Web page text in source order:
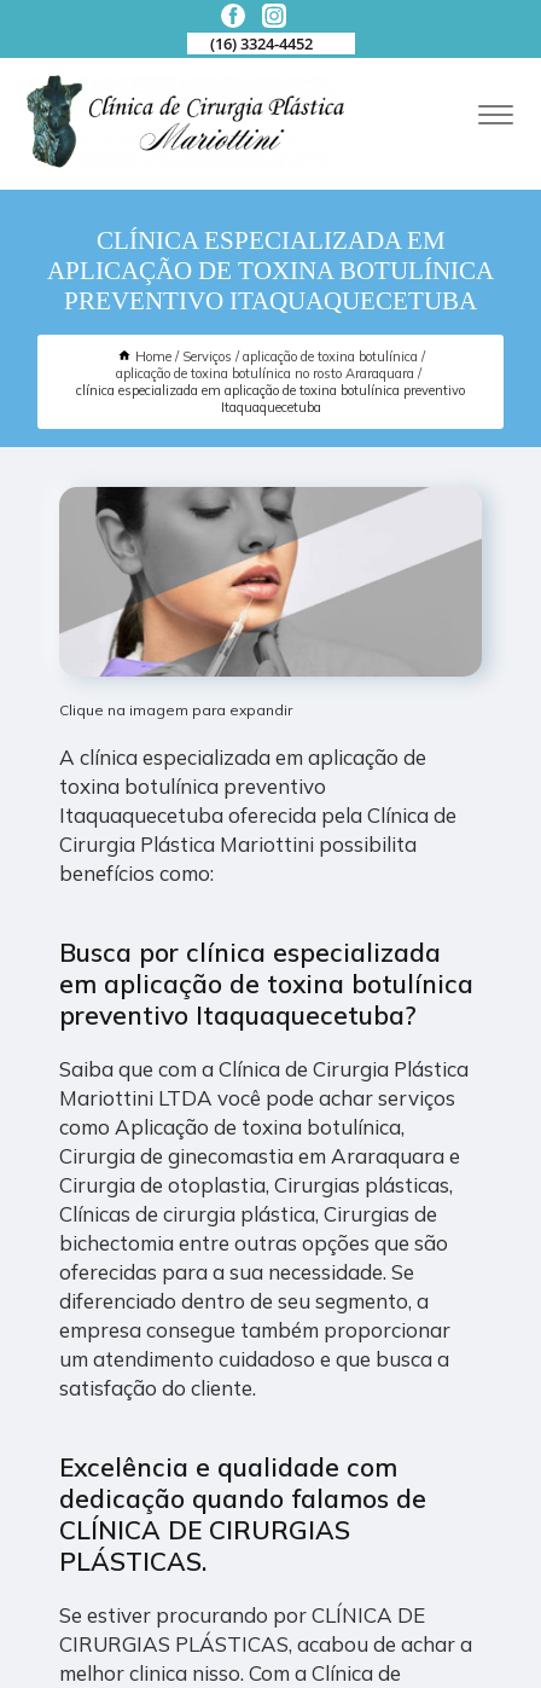
(16) 3324-4452
CLÍNICA ESPECIALIZADA EM
APLICAÇÃO DE TOXINA BOTULÍNICA
PREVENTIVO ITAQUAQUECETUBA
Home Serviços
aplicação de toxina botulínica
aplicação de toxina botulínica no rosto Araraquara
clínica especializada em aplicação de toxina botulínica preventivo
Itaquaquecetuba
Clique na imagem para expandir
A clínica especializada em aplicação de
toxina botulínica preventivo
Itaquaquecetuba oferecida pela Clínica de
Cirurgia Plástica Mariottini possibilita
benefícios como:
Busca por clínica especializada
em aplicação de toxina botulínica
preventivo Itaquaquecetuba?
Saiba que com a Clínica de Cirurgia Plástica
Mariottini LTDA você pode achar serviços
como Aplicação de toxina botulínica,
Cirurgia de ginecomastia em Araraquara e
Cirurgia de otoplastia, Cirurgias plásticas,
Clínicas de cirurgia plástica, Cirurgias de
bichectomia entre outras opções que são
oferecidas para a sua necessidade. Se
diferenciado dentro de seu segmento, a
empresa consegue também proporcionar
um atendimento cuidadoso e que busca a
satisfação do cliente.
Excelência e qualidade com
dedicação quando falamos de
CLÍNICA DE CIRURGIAS
PLÁSTICAS.
Se estiver procurando por CLÍNICA DE
CIRURGIAS PLÁSTICAS, acabou de achar a
melhor clinica nisso. Com a Clínica de